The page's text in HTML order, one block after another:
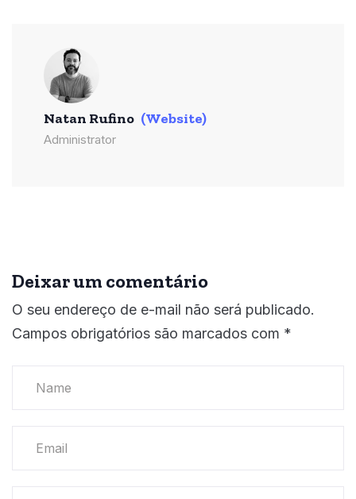
Natan Rufino (Website)
Administrator
Deixar um comentário
O seu endereço de e-mail não será publicado.
Campos obrigatórios são marcados com *